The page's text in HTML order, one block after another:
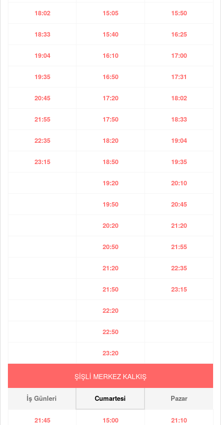
18:02 15:05 15:50
18:33 15:40 16:25
19:04 16:10 17:00
19:35 16:50 17:31
20:45 17:20 18:02
21:55 17:50 18:33
22:35 18:20 19:04
23:15 18:50 19:35
19:20 20:10
19:50 20:45
20:20 21:20
20:50 21:55
21:20 22:35
21:50 23:15
22:20
22:50
23:20
ŞİŞLİ MERKEZ KALKIŞ
İş Günleri Cumartesi Pazar
21:45 15:00 21:10